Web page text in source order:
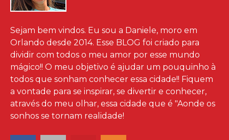
Sejam bem vindos. Eu sou a Daniele, moro em
Orlando desde 2014. Esse BLOG foi criado para
dividir com todos o meu amor por esse mundo
mágico!! O meu objetivo é ajudar um pouquinho à
todos que sonham conhecer essa cidade!! Fiquem
a vontade para se inspirar, se divertir e conhecer,
através do meu olhar, essa cidade que é "Aonde os
sonhos se tornam realidade!